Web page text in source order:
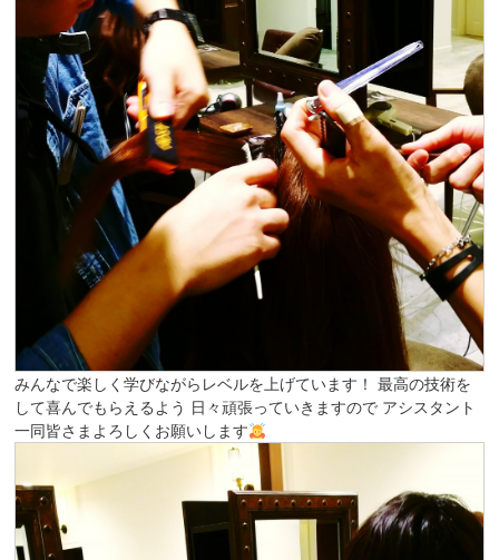
みんなで楽しく学びながらレベルを上げています！ 最高の技術を
して喜んでもらえるよう 日々頑張っていきますので アシスタント
一同皆さまよろしくお願いします